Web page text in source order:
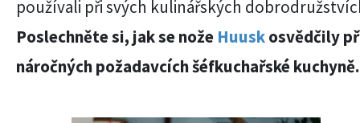
používali při svých kulinářských
Poslechněte si, jak se nože Huuskosvědčily
náročných požadavcích šéfkuchařské kuchyně.